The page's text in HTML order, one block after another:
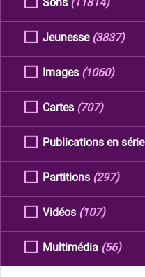
Jeunesse (3837)
Images (1060)
Cartes (707)
Publications en série
Partitions (297)
Vidéos (107)
Multimédia (56)